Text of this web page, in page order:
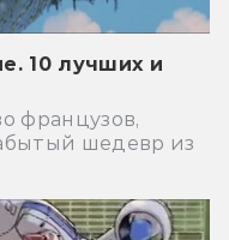
10 лучших и
французов,
шедевр из